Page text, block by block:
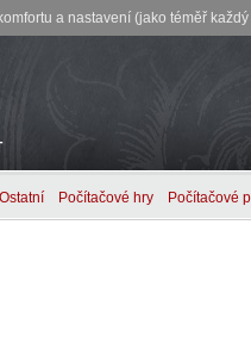
a nastavení (jako téměř
Ostatní Počítačové hry Počítačové